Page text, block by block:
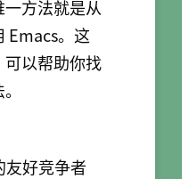
方法就是从
Emacs。这
以帮助你找
友好竞争者